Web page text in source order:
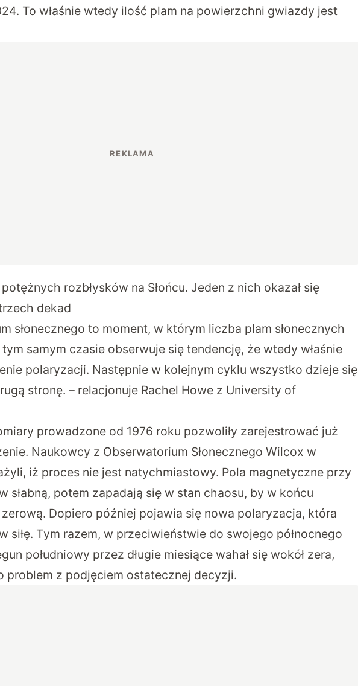
To właśnie wtedy ilość plam na powierzchni gwiazdy jest
rozbłysków na Słońcu. Jeden z nich okazał się
dekad
słonecznego to moment, w którym liczba plam słonecznych
samym czasie obserwuje się tendencję, że wtedy właśnie
polaryzacji. Następnie w kolejnym cyklu wszystko dzieje się
stronę. – relacjonuje Rachel Howe z University of
prowadzone od 1976 roku pozwoliły zarejestrować już
Naukowcy z Obserwatorium Słonecznego Wilcox w
iż proces nie jest natychmiastowy. Pola magnetyczne przy
słabną, potem zapadają się w stan chaosu, by w końcu
Dopiero później pojawia się nowa polaryzacja, która
siłę. Tym razem, w przeciwieństwie do swojego północnego
południowy przez długie miesiące wahał się wokół zera,
problem z podjęciem ostatecznej decyzji.